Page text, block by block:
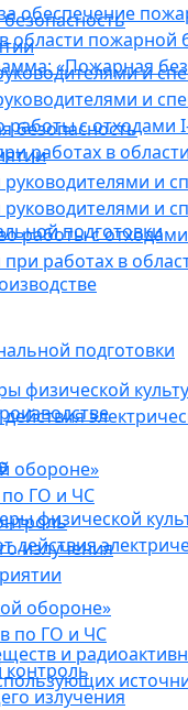
и
и
с отходами
работах в
подготовки
физической
обороне»
ГО и ЧС
излучения
и
обеспечение
пожарной
«Пожарная
безопасность
и
и
работы с
работах в
подготовки
физической
обороне»
по ГО и ЧС
контроль
излучения